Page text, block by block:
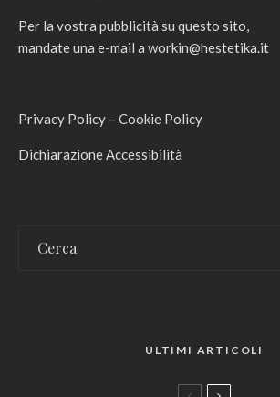
Per la vostra pubblicità su questo sito,
mandate una e-mail a workin@hestetika.it
Privacy Policy – Cookie Policy
Dichiarazione Accessibilità
ULTIMI ARTICOLI